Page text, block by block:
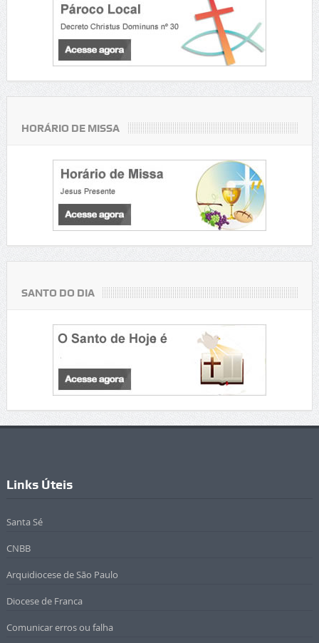
HORÁRIO DE MISSA
SANTO DO DIA
Links Úteis
Santa Sé
CNBB
Arquidiocese de São Paulo
Diocese de Franca
Comunicar erros ou falha